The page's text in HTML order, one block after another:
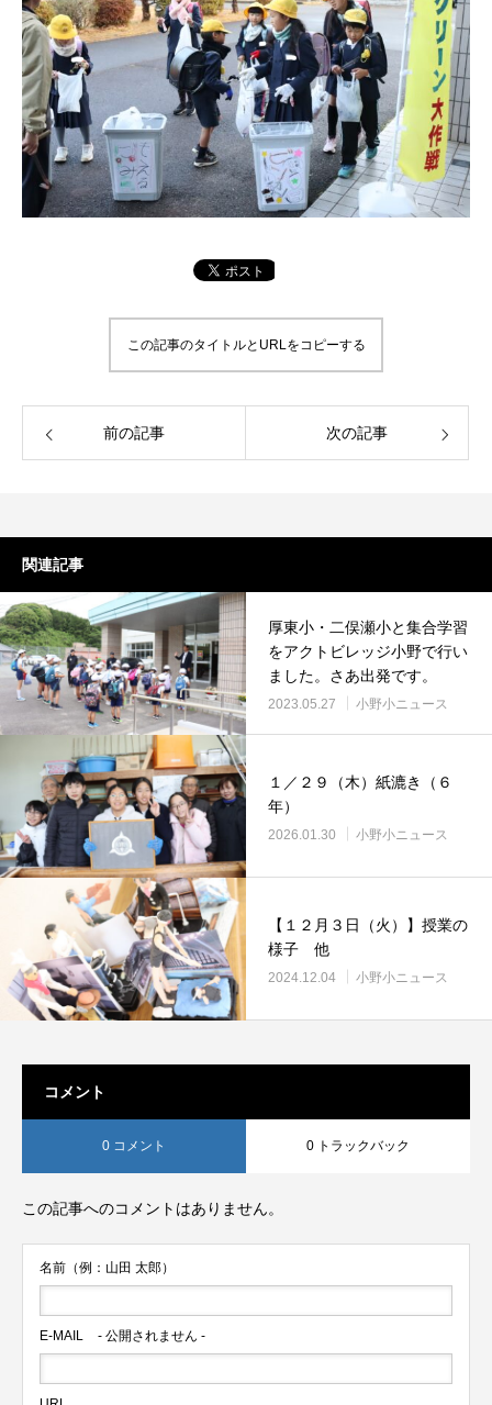
この記事のタイトルとURLをコピーする
前の記事 次の記事
関連記事
厚東小・二俣瀬小と集合学習
をアクトビレッジ小野で行い
ました。さあ出発です。
2023.05.27 小野小ニュース
１／２９（木）紙漉き（６
年）
2026.01.30 小野小ニュース
【１２月３日（火）】授業の
様子 他
2024.12.04 小野小ニュース
コメント
0 コメント 0 トラックバック
この記事へのコメントはありません。
名前（例：山田 太郎）
E-MAIL - 公開されません -